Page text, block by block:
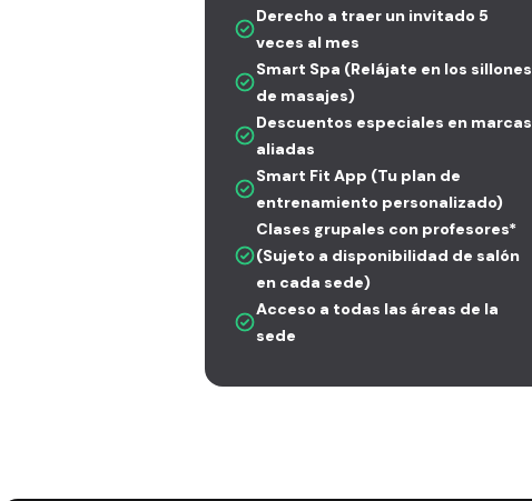
Derecho a traer un invitado 5
veces al mes
Smart Spa (Relájate en los sillones
de masajes)
Descuentos especiales en marcas
aliadas
Smart Fit App (Tu plan de
entrenamiento personalizado)
Clases grupales con profesores*
(Sujeto a disponibilidad de salón
en cada sede)
Acceso a todas las áreas de la
sede